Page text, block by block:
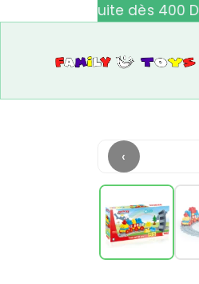
gratuite dès 400 DH
‹